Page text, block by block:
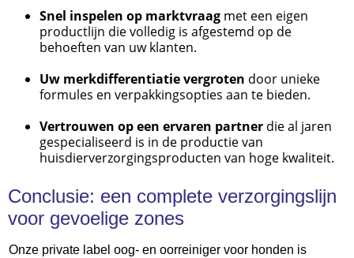
Snel inspelen op marktvraag met een eigen
productlijn die volledig is afgestemd op de
behoeften van uw klanten.
Uw merkdifferentiatie vergroten door unieke
formules en verpakkingsopties aan te bieden.
Vertrouwen op een ervaren partner die al jaren
gespecialiseerd is in de productie van
huisdierverzorgingsproducten van hoge kwaliteit.
Conclusie: een complete verzorgingslijn
voor gevoelige zones
Onze private label oog- en oorreiniger voor honden is